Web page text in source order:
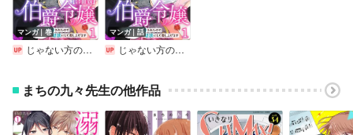
マンガ｜巻
じゃない方の伯爵令嬢 人違いで求婚されたので破談にして差し上げます【合冊版】
マンガ｜話
じゃない方の伯爵令嬢 人違いで求婚されたので破談にして差し上げます
まちの九々先生の他作品